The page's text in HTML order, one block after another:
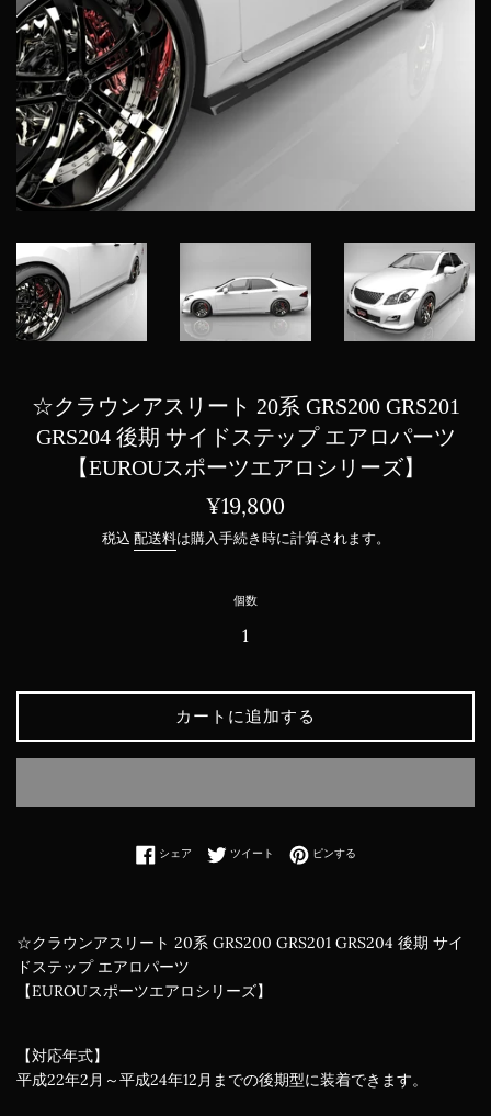
☆クラウンアスリート 20系 GRS200 GRS201
GRS204 後期 サイドステップ エアロパーツ
【EUROUスポーツエアロシリーズ】
通
価
¥19,800
税込 配送料は購入手続き時に計算されます。
個数
カートに追加する
シェアFacebookでシェアする
ツイート Twitterに投稿する
ピンするPinterestでピンする
☆クラウンアスリート 20系 GRS200 GRS201 GRS204 後期 サイ
ドステップ エアロパーツ
【EUROUスポーツエアロシリーズ】
【対応年式】
平成22年2月～平成24年12月までの後期型に装着できます。